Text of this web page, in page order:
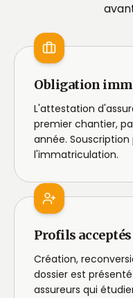
Obligation
L'attestation
premier chantier,
année. Souscription
l'immatriculation.
Profils acceptés
Création,
dossier est
assureurs qui